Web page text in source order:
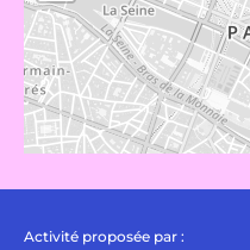
Activité proposée par :